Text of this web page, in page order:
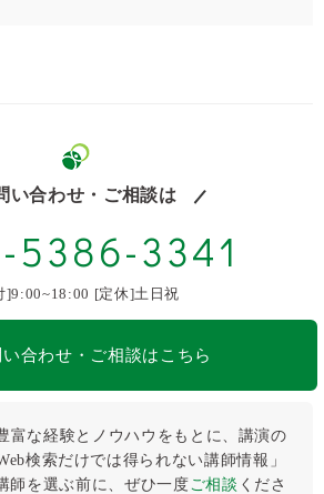
い合わせ・ご相談は
5386-3341
]9:00~18:00 [定休]土日祝
い合わせ・ご相談はこちら
富な経験とノウハウをもとに、講演の
検索だけでは得られない講師情報」
師を選ぶ前に、ぜひ⼀度ご相談 くださ